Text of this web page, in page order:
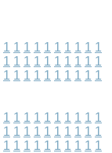
1 1 1 1 1 1 1 1 1 1
1 1 1 1 1 1 1 1 1 1
1 1 1 1 1 1 1 1 1 1
1 1 1 1 1 1 1 1 1 1
1 1 1 1 1 1 1 1 1 1
1 1 1 1 1 1 1 1 1 1